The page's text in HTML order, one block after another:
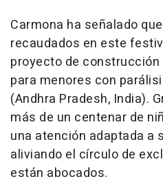
Carmona ha señalado
recaudados en este
proyecto de
para menores con
(Andhra Pradesh, India).
más de un centenar de
una atención adaptada a
aliviando el círculo de
están abocados.